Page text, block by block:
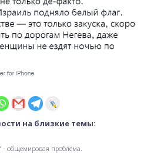
на близкие темы:
- общемировая проблема.